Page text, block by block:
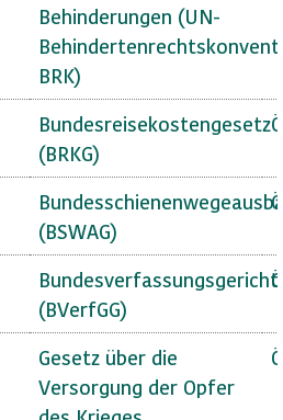
Behinderungen (UN-
BRK)
Bundesreisekostengesetz
(BRKG)
(BSWAG)
(BVerfGG)
Gesetz über die
Versorgung der Opfer